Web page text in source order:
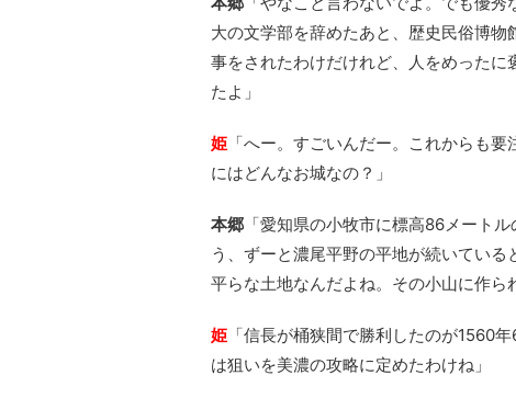
大の文学部を辞めたあと、歴史民俗博
事をされたわけだけれど、人をめった
たよ」
姫 「へー。すごいんだー。これからも
にはどんなお城なの？」
本郷 「愛知県の小牧市に標高86メート
う、ずーと濃尾平野の平地が続いてい
平らな土地なんだよね。その小山に作ら
姫 「信長が桶狭間で勝利したのが1560
は狙いを美濃の攻略に定めたわけね」